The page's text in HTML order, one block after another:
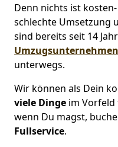
Denn nichts ist
schlechte Umsetzung
sind bereits seit 14
Umzugsunternehmen
unterwegs.
Wir können als Dein
viele Dinge im
wenn Du magst,
Fullservice.